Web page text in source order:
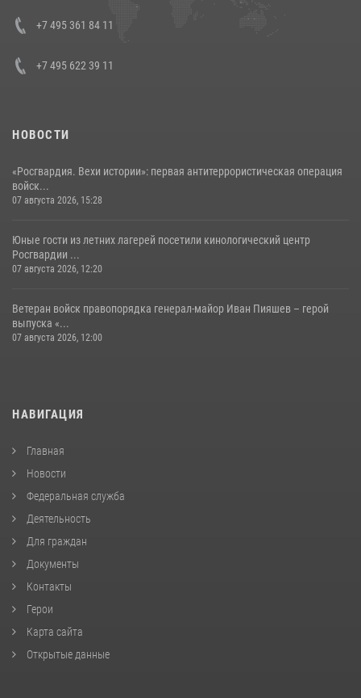
+7 495 361 84 11
+7 495 622 39 11
НОВОСТИ
«Росгвардия. Вехи истории»: первая антитеррористическая операция
войск...
07 августа 2026, 15:28
Юные гости из летних лагерей посетили кинологический центр
Росгвардии ...
07 августа 2026, 12:20
Ветеран войск правопорядка генерал-майор Иван Пияшев – герой
выпуска «...
07 августа 2026, 12:00
НАВИГАЦИЯ
Главная
Новости
Федеральная служба
Деятельность
Для граждан
Документы
Контакты
Герои
Карта сайта
Открытые данные